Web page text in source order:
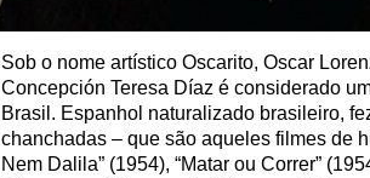
Sob o nome artístico Oscarito, Oscar
Concepción Teresa Díaz é considerado
Brasil. Espanhol naturalizado brasileiro,
chanchadas – que são aqueles filmes de
Nem Dalila” (1954), “Matar ou Correr”